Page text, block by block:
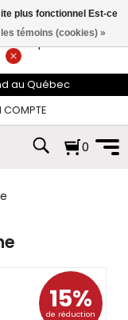
de plus de 74$*.
au Québec
COMPTE
0
15%
de réduction
plus fonctionnel Est-ce
témoins (cookies) »